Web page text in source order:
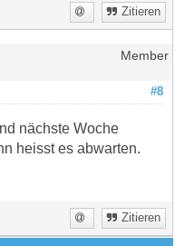
Zitieren
Member
#8
nächste Woche
heisst es abwarten.
Zitieren